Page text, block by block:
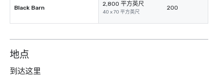
Black Barn
2,800 平方英尺
40 x 70 平方英尺
200
地点
到达这里